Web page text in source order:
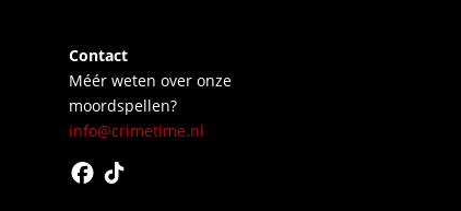
Contact
Méér weten over onze
moordspellen?
info@crimetime.nl